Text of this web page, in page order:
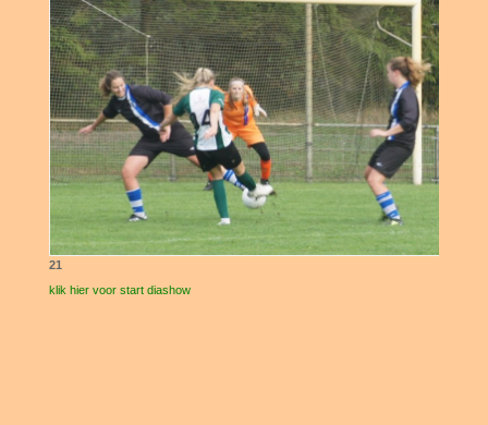
21
klik hier voor start diashow